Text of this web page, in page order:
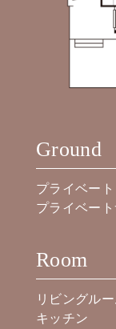
Ground
プライベー
プライベー
Room
リビングルー
キッチン